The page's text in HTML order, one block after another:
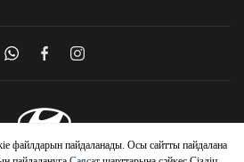
Hyundai Motor Company
файлдарын пайдаланады. Осы сайтты пайдалана